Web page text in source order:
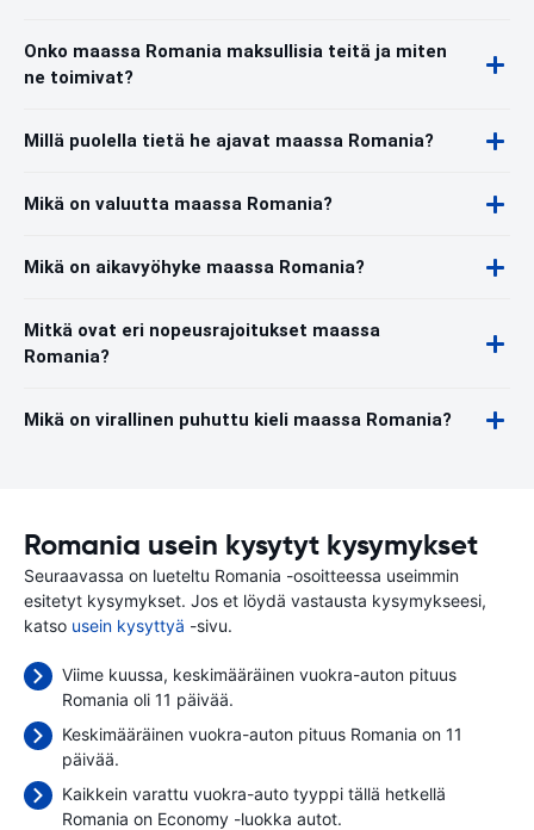
Onko maassa Romania maksullisia teitä ja miten
ne toimivat?
Millä puolella tietä he ajavat maassa Romania?
Mikä on valuutta maassa Romania?
Mikä on aikavyöhyke maassa Romania?
Mitkä ovat eri nopeusrajoitukset maassa
Romania?
Mikä on virallinen puhuttu kieli maassa Romania?
Romania usein kysytyt kysymykset
Seuraavassa on lueteltu Romania -osoitteessa useimmin
esitetyt kysymykset. Jos et löydä vastausta kysymykseesi,
katso usein kysyttyä -sivu.
Viime kuussa, keskimääräinen vuokra-auton pituus
Romania oli 11 päivää.
Keskimääräinen vuokra-auton pituus Romania on 11
päivää.
Kaikkein varattu vuokra-auto tyyppi tällä hetkellä
Romania on Economy -luokka autot.